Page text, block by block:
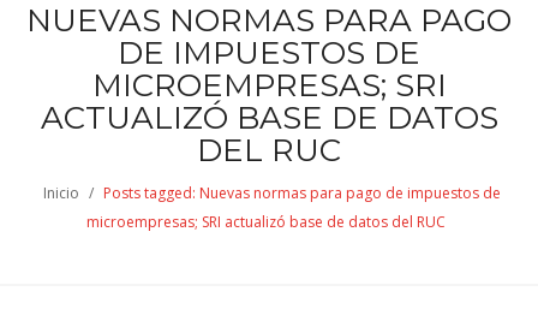
NUEVAS NORMAS PARA PAGO
DE IMPUESTOS DE
MICROEMPRESAS; SRI
ACTUALIZÓ BASE DE DATOS
DEL RUC
Inicio / Posts tagged: Nuevas normas para pago de impuestos de
microempresas; SRI actualizó base de datos del RUC